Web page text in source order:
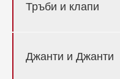
Тръби и клапи
Джанти и Джанти